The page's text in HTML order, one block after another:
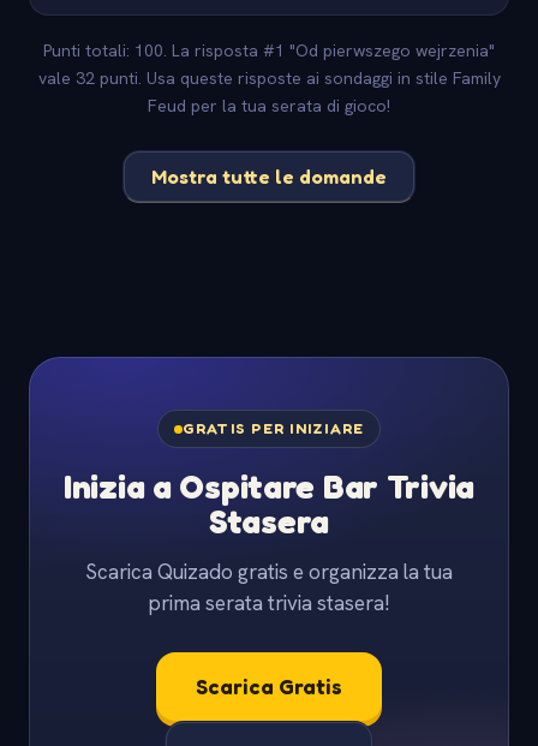
Punti totali: 100. La risposta #1 "Od pierwszego wejrzenia"
vale 32 punti. Usa queste risposte ai sondaggi in stile Family
Feud per la tua serata di gioco!
Mostra tutte le domande
GRATIS PER INIZIARE
Inizia a Ospitare Bar Trivia
Stasera
Scarica Quizado gratis e organizza la tua
prima serata trivia stasera!
Scarica Gratis